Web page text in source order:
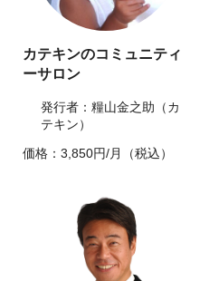
カテキンのコミュニティ
ーサロン
発行者：糧山金之助（カ
テキン）
価格：3,850円/月（税込）